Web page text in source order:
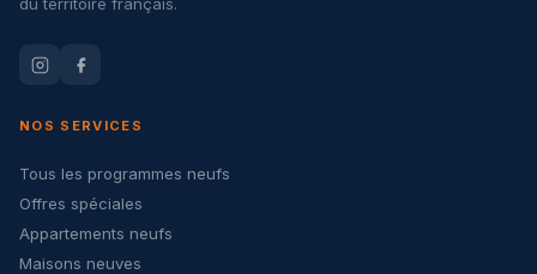
NOS SERVICES
Tous les programmes neufs
Offres spéciales
Appartements neufs
Maisons neuves